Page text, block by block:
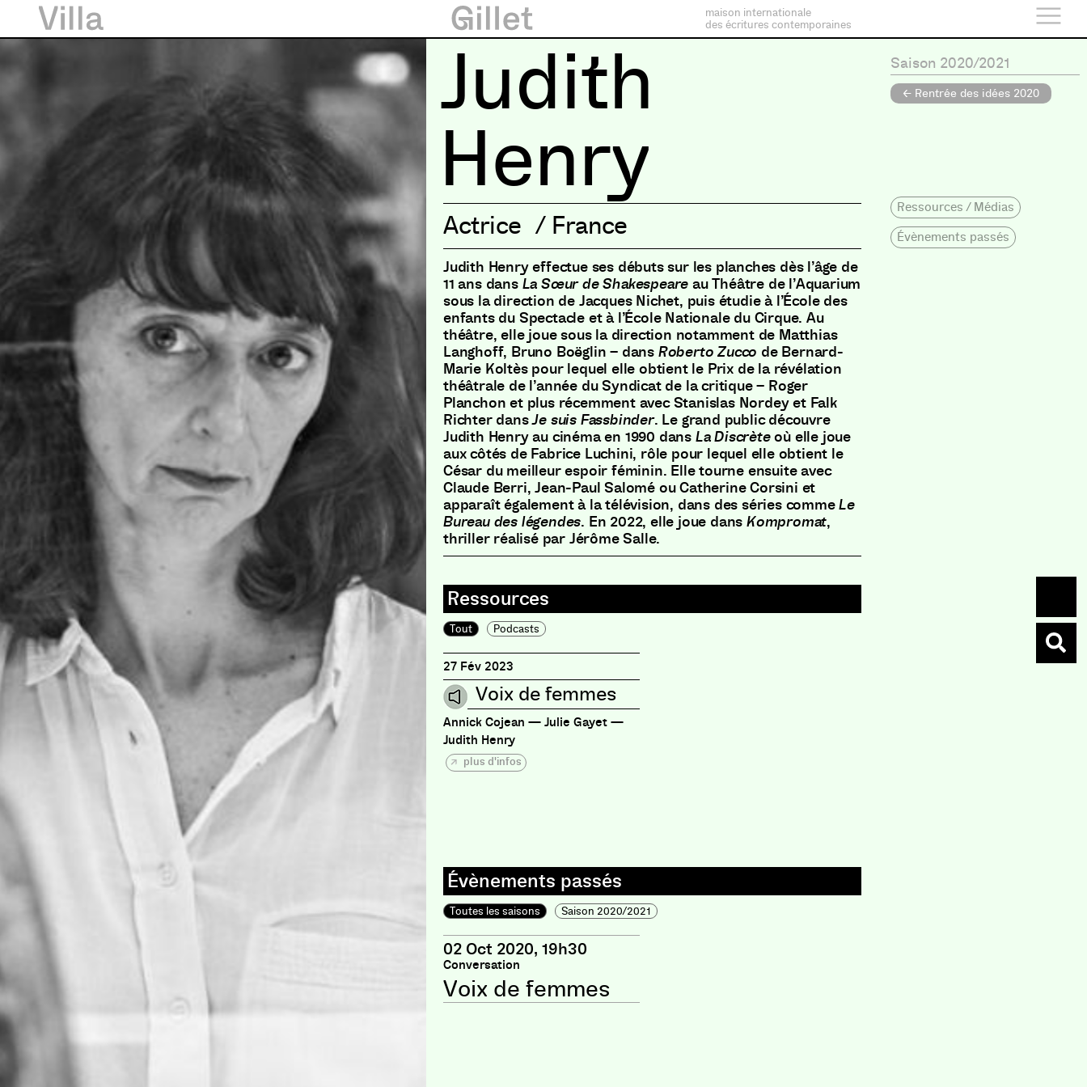
maison internationale
des écritures contemporaines
Judith
Henry
Actrice / France
Judith Henry effectue ses débuts sur les planches dès l’âge de
11 ans dans La Sœur de Shakespeare au Théâtre de l’Aquarium
sous la direction de Jacques Nichet, puis étudie à l’École des
enfants du Spectacle et à l’École Nationale du Cirque. Au
théâtre, elle joue sous la direction notamment de Matthias
Langhoff, Bruno Boëglin – dans Roberto Zucco de Bernard-
Marie Koltès pour lequel elle obtient le Prix de la révélation
théâtrale de l’année du Syndicat de la critique – Roger
Planchon et plus récemment avec Stanislas Nordey et Falk
Richter dansJe suis Fassbinder. Le grand public découvre
Judith Henry au cinéma en 1990 dans La Discrèteoù elle joue
aux côtés de Fabrice Luchini, rôle pour lequel elle obtient le
César du meilleur espoir féminin. Elle tourne ensuite avec
Claude Berri, Jean-Paul Salomé ou Catherine Corsini et
apparaît également à la télévision, dans des séries commeLe
Bureau des légendes. En 2022, elle joue dans Kompromat,
thriller réalisé par Jérôme Salle.
Tout Podcasts
27 Fév 2023
Voix de femmes
Annick Cojean — Julie Gayet —
Judith Henry
plus d'infos
Toutes les saisons Saison 2020/2021
02 Oct 2020, 19h30
Conversation
Voix de femmes
Saison 2020/2021
← Rentrée des idées 2020
Ressources / Médias
Évènements passés